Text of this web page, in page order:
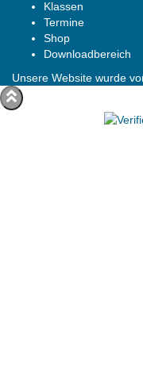
Klassen
Termine
Shop
Downloadbereich
Unsere Website wurde